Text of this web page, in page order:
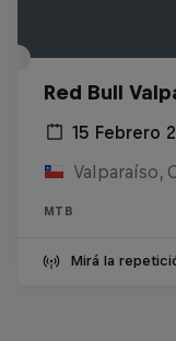
Red Bull
15 Febrero
Valparaíso,
MTB
Mirá la